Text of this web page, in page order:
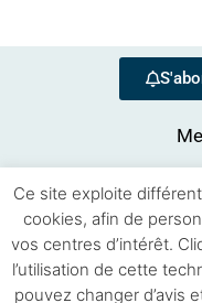
Ce site exploite
cookies, afin de
vos centres d’intérêt.
l’utilisation de cette
pouvez changer d’avis